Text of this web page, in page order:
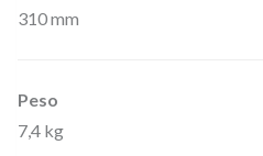
310 mm
Peso
7,4 kg